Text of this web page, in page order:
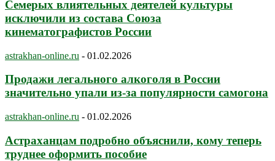
Семерых влиятельных деятелей культуры
исключили из состава Союза
кинематографистов России
astrakhan-online.ru - 01.02.2026
Продажи легального алкоголя в России
значительно упали из-за популярности самогона
astrakhan-online.ru - 01.02.2026
Астраханцам подробно объяснили, кому теперь
труднее оформить пособие